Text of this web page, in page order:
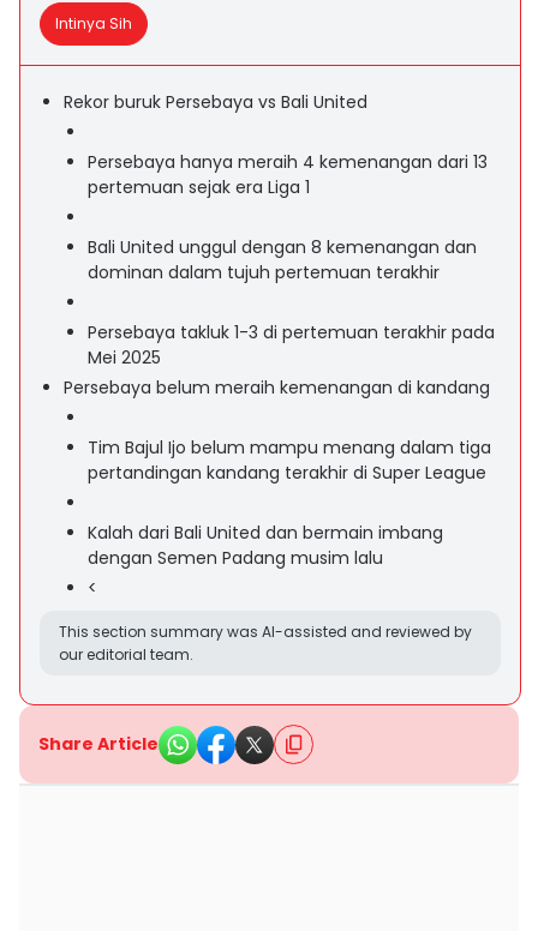
Intinya Sih
Rekor buruk Persebaya vs Bali United
Persebaya hanya meraih 4 kemenangan dari 13
pertemuan sejak era Liga 1
Bali United unggul dengan 8 kemenangan dan
dominan dalam tujuh pertemuan terakhir
Persebaya takluk 1-3 di pertemuan terakhir pada
Mei 2025
Persebaya belum meraih kemenangan di kandang
Tim Bajul Ijo belum mampu menang dalam tiga
pertandingan kandang terakhir di Super League
Kalah dari Bali United dan bermain imbang
dengan Semen Padang musim lalu
<
This section summary was AI-assisted and reviewed by
our editorial team.
Share Article